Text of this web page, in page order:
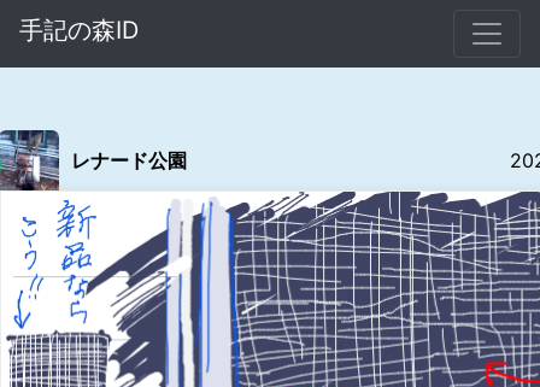
手記の森ID
レナード公園